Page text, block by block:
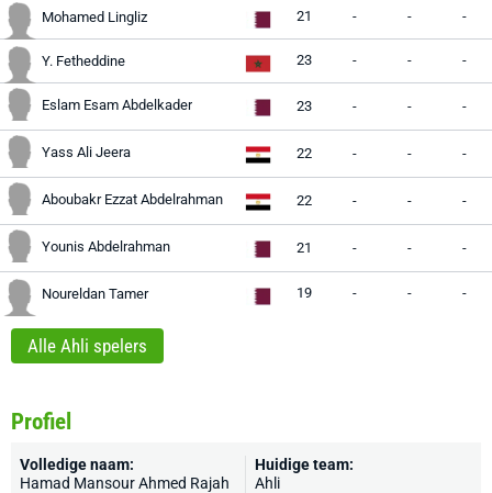
Mohamed Lingliz 21 - - -
Y. Fetheddine 23 - - -
Eslam Esam Abdelkader 23 - - -
Yass Ali Jeera 22 - - -
Aboubakr Ezzat Abdelrahman 22 - - -
Younis Abdelrahman 21 - - -
Noureldan Tamer 19 - - -
Alle Ahli spelers
Profiel
Volledige naam:
Hamad Mansour Ahmed Rajah
Huidige team:
Ahli